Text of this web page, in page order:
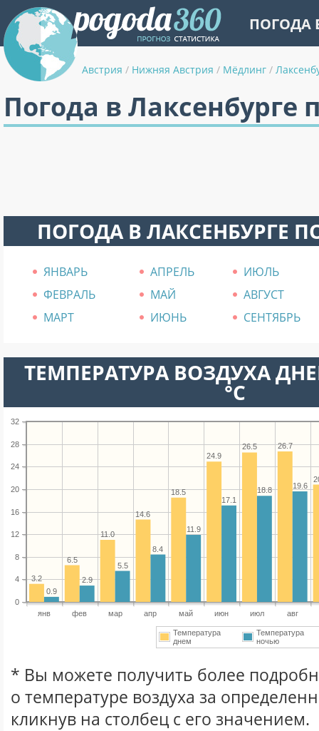
ПОГОДА
Австрия / Нижняя Австрия / Мёдлинг /
Погода в Лаксенбурге
ПОГОДА В ЛАКСЕНБУРГЕ
ЯНВАРЬ АПРЕЛЬ
ИЮЛЬ
ФЕВРАЛЬ
МАЙ
АВГУСТ
МАРТ
ИЮНЬ СЕНТЯБРЬ
ТЕМПЕРАТУРА ВОЗДУХА
°C
янв фев мар апр май июн июл авг
0
4
8
12
16
20
24
28
32
26.7
26.5
24.9
18.5
14.6
11.0
6.5
3.2
19.6
18.8
17.1
11.9
8.4
5.5
2.9
0.9
Температура
днем
Температура
ночью
* Вы можете получить более
о температуре воздуха за
кликнув на столбец с его значением.